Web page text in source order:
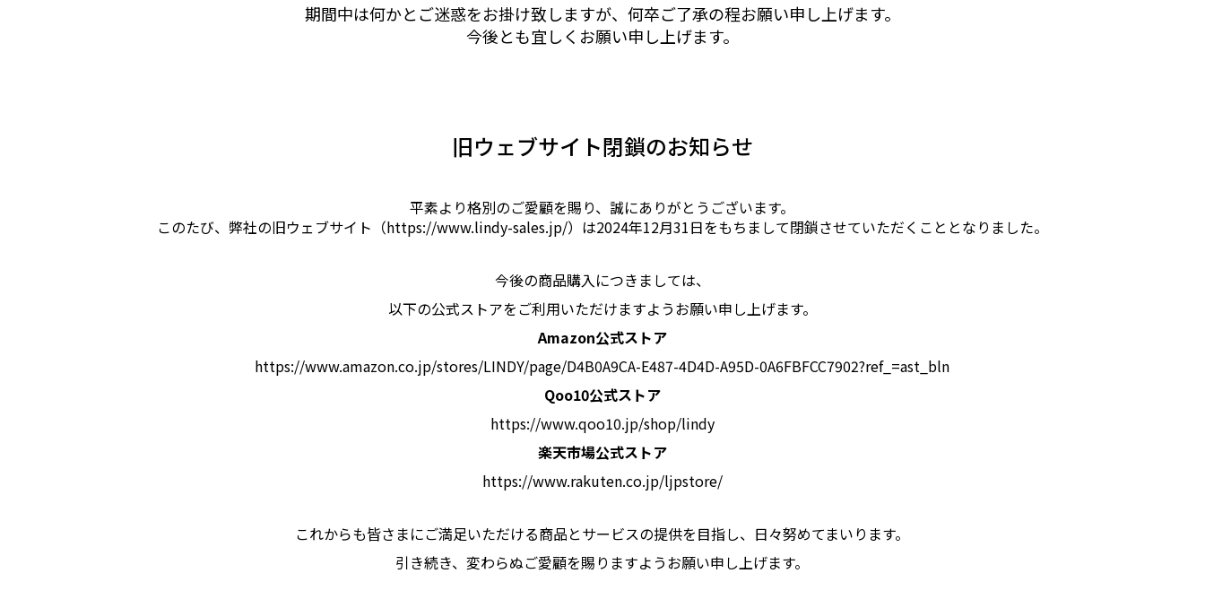
期間中は何かとご迷惑をお掛け致しますが、何卒ご了承の程お願い申し上げます。
今後とも宜しくお願い申し上げます。
旧ウェブサイト閉鎖のお知らせ
平素より格別のご愛顧を賜り、誠にありがとうございます。
このたび、弊社の旧ウェブサイト（https://www.lindy-sales.jp/）は2024年12月31日をもちまして閉鎖させていただくこととなりました。
今後の商品購入につきましては、
以下の公式ストアをご利用いただけますようお願い申し上げます。
Amazon公式ストア
https://www.amazon.co.jp/stores/LINDY/page/D4B0A9CA-E487-4D4D-A95D-0A6FBFCC7902?ref_=ast_bln
Qoo10公式ストア
https://www.qoo10.jp/shop/lindy
楽天市場公式ストア
https://www.rakuten.co.jp/ljpstore/
これからも皆さまにご満足いただける商品とサービスの提供を目指し、日々努めてまいります。
引き続き、変わらぬご愛顧を賜りますようお願い申し上げます。